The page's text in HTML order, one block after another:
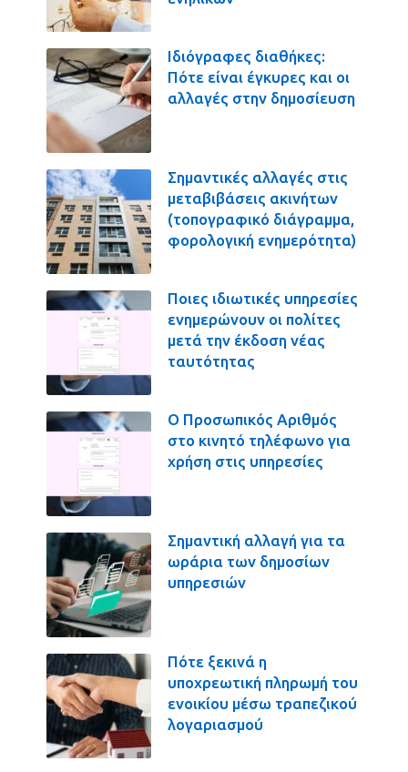
Ιδιόγραφες διαθήκες:
Πότε είναι έγκυρες και οι
αλλαγές στην δημοσίευση
Σημαντικές αλλαγές στις
μεταβιβάσεις ακινήτων
(τοπογραφικό διάγραμμα,
φορολογική ενημερότητα)
Ποιες ιδιωτικές υπηρεσίες
ενημερώνουν οι πολίτες
μετά την έκδοση νέας
ταυτότητας
Ο Προσωπικός Αριθμός
στο κινητό τηλέφωνο για
χρήση στις υπηρεσίες
Σημαντική αλλαγή για τα
ωράρια των δημοσίων
υπηρεσιών
Πότε ξεκινά η
υποχρεωτική πληρωμή του
ενοικίου μέσω τραπεζικού
λογαριασμού